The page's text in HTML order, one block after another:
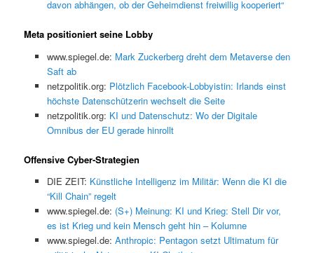
davon abhängen, ob der Geheimdienst freiwillig kooperiert“
Meta positioniert seine Lobby
www.spiegel.de: Mark Zuckerberg dreht dem Metaverse den
Saft ab
netzpolitik.org: Plötzlich Facebook-Lobbyistin: Irlands einst
höchste Datenschützerin wechselt die Seite
netzpolitik.org: KI und Datenschutz: Wo der Digitale
Omnibus der EU gerade hinrollt
Offensive Cyber-Strategien
DIE ZEIT: Künstliche Intelligenz im Militär: Wenn die KI die
“Kill Chain” regelt
www.spiegel.de: (S+) Meinung: KI und Krieg: Stell Dir vor,
es ist Krieg und kein Mensch geht hin – Kolumne
www.spiegel.de: Anthropic: Pentagon setzt Ultimatum für